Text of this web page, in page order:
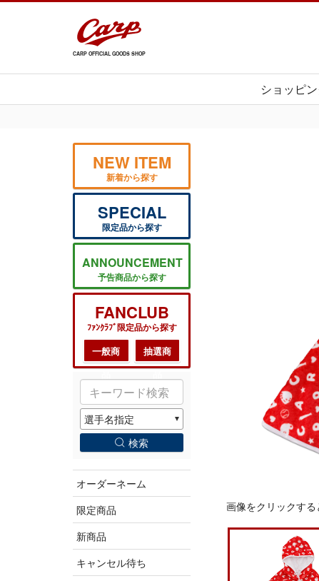
CARP OFFICIAL GOODS SHOP
ショッピ
NEW ITEM
新着から探す
SPECIAL
限定品から探す
ANNOUNCEMENT
予告商品から探す
FANCLUB
ﾌｧﾝｸﾗﾌﾞ限定品から探す
一般商
抽選商
検索
オーダーネーム
限定商品
新商品
キャンセル待ち
画像をクリックする